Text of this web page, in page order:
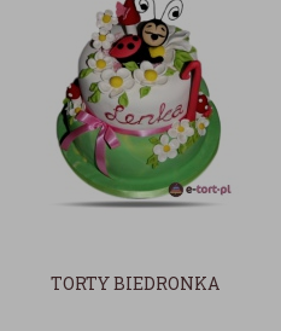
TORTY BIEDRONKA